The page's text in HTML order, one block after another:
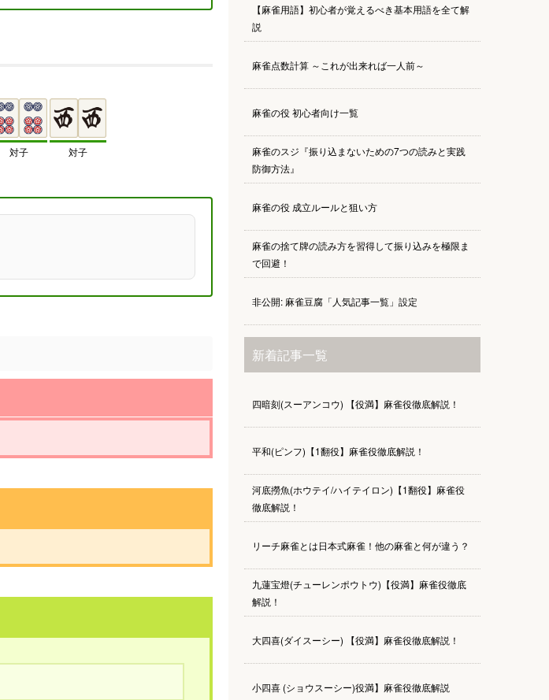
対子 対子
【麻雀用語】初心者が覚えるべき基本用語を全て解
説
麻雀点数計算 ～これが出来れば一人前～
麻雀の役 初心者向け一覧
麻雀のスジ『振り込まないための7つの読みと実践
防御方法』
麻雀の役 成立ルールと狙い方
麻雀の捨て牌の読み方を習得して振り込みを極限ま
で回避！
非公開: 麻雀豆腐「人気記事一覧」設定
新着記事一覧
四暗刻(スーアンコウ) 【役満】麻雀役徹底解説！
平和(ピンフ)【1翻役】麻雀役徹底解説！
河底撈魚(ホウテイ/ハイテイロン)【1翻役】麻雀役
徹底解説！
リーチ麻雀とは日本式麻雀！他の麻雀と何が違う？
九蓮宝燈(チューレンポウトウ)【役満】麻雀役徹底
解説！
大四喜(ダイスーシー) 【役満】麻雀役徹底解説！
小四喜 (ショウスーシー)役満】麻雀役徹底解説